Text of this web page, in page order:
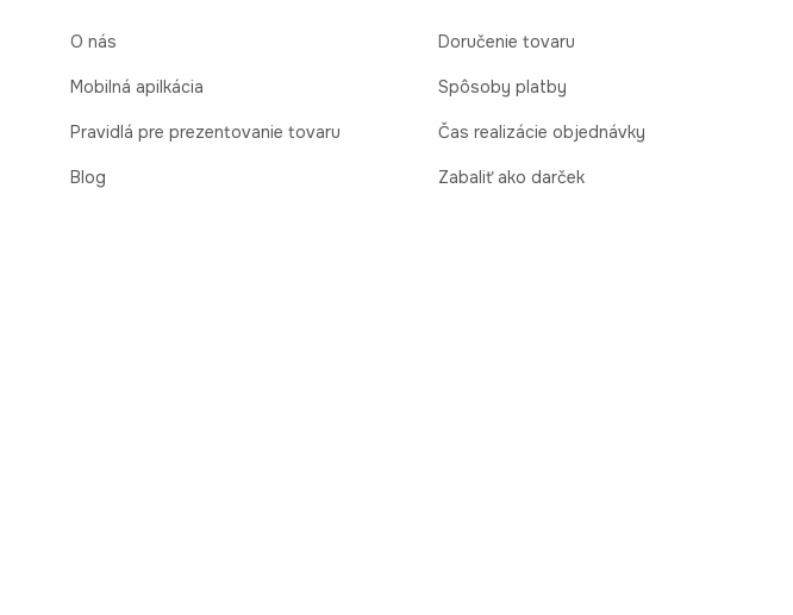
O nás
Mobilná apilkácia
Pravidlá pre prezentovanie tovaru
Blog
Doručenie tovaru
Spôsoby platby
Čas realizácie objednávky
Zabaliť ako darček